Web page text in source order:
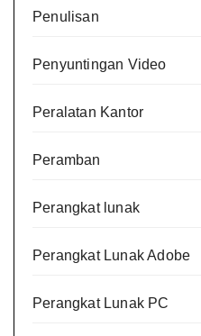
Penulisan
Penyuntingan Video
Peralatan Kantor
Peramban
Perangkat lunak
Perangkat Lunak Adobe
Perangkat Lunak PC